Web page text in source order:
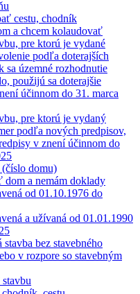
cestu, chodník
a chcem kolaudovať
pre ktorú je vydané
podľa doterajších
sa územné rozhodnutie
použijú sa doterajšie
účinnom do 31. marca
pre ktorú je vydaný
podľa nových predpisov,
v znení účinnom do
(číslo domu)
dom a nemám doklady
od 01.10.1976 do
a užívaná od 01.01.1990
stavba bez stavebného
v rozpore so stavebným